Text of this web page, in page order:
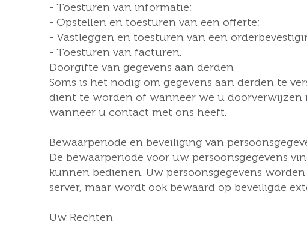
- Toesturen van informatie;
- Opstellen en toesturen van een offerte;
- Vastleggen en toesturen van een
- Toesturen van facturen.
Doorgifte van gegevens aan derden
Soms is het nodig om gegevens aan derden te
dient te worden of wanneer we u
wanneer u contact met ons heeft.
Bewaarperiode en beveiliging van
De bewaarperiode voor uw persoonsgegevens
kunnen bedienen. Uw persoonsgegevens
server, maar wordt ook bewaard op beveiligde
Uw Rechten